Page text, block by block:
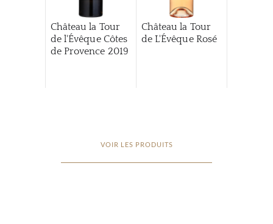
Château la Tour
de l'Évêque Côtes
de Provence 2019
Château la Tour
de L'Évêque Rosé
VOIR LES PRODUITS